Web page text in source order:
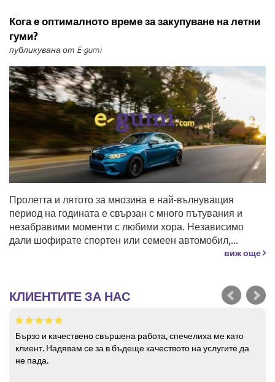
Кога е оптималното време за закупуване на летни
гуми?
публикувана от E-gumi
Пролетта и лятото за мнозина е най-вълнуващия
период на годината е свързан с много пътувания и
незабравими моменти с любими хора. Независимо
дали шофирате спортен или семеен автомобил,...
виж още
КЛИЕНТИТЕ ЗА НАС
Бързо и качествено свършена работа, спечелиха ме като
клиент. Надявам се за в бъдеще качеството на услугите да
не пада.